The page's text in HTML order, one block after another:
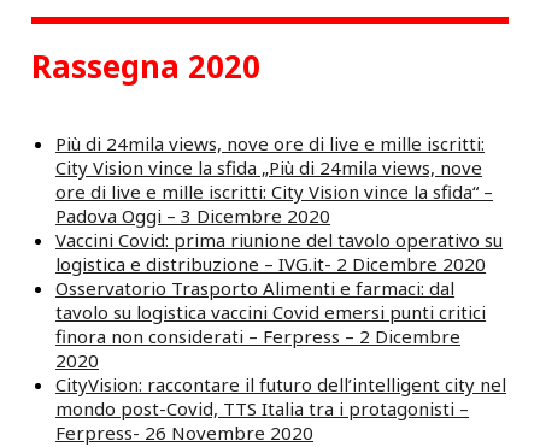
Rassegna 2020
Più di 24mila views, nove ore di live e mille iscritti:
City Vision vince la sfida „Più di 24mila views, nove
ore di live e mille iscritti: City Vision vince la sfida“ –
Padova Oggi – 3 Dicembre 2020
Vaccini Covid: prima riunione del tavolo operativo su
logistica e distribuzione – IVG.it- 2 Dicembre 2020
Osservatorio Trasporto Alimenti e farmaci: dal
tavolo su logistica vaccini Covid emersi punti critici
finora non considerati – Ferpress – 2 Dicembre
2020
CityVision: raccontare il futuro dell’intelligent city nel
mondo post-Covid, TTS Italia tra i protagonisti –
Ferpress- 26 Novembre 2020